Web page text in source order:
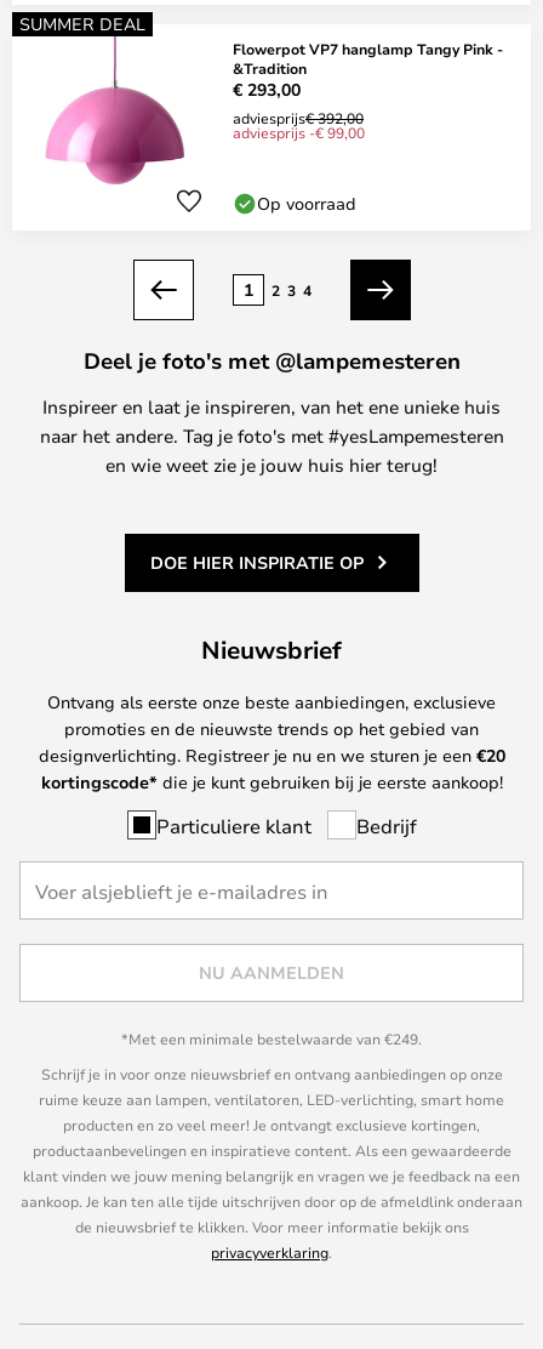
SUMMER DEAL
Flowerpot VP7 hanglamp Tangy Pink -
&Tradition
€ 293,00
adviesprijs€ 392,00
adviesprijs -€ 99,00
Op voorraad
Vorige
1 2 3 4
Volgende
Deel je foto's met @lampemesteren
Inspireer en laat je inspireren, van het ene unieke huis
naar het andere. Tag je foto's met #yesLampemesteren
en wie weet zie je jouw huis hier terug!
DOE HIER INSPIRATIE OP
Nieuwsbrief
Ontvang als eerste onze beste aanbiedingen, exclusieve
promoties en de nieuwste trends op het gebied van
designverlichting. Registreer je nu en we sturen je een €20
kortingscode* die je kunt gebruiken bij je eerste aankoop!
Particuliere klant Bedrijf
NU AANMELDEN
*Met een minimale bestelwaarde van €249.
Schrijf je in voor onze nieuwsbrief en ontvang aanbiedingen op onze
ruime keuze aan lampen, ventilatoren, LED-verlichting, smart home
producten en zo veel meer! Je ontvangt exclusieve kortingen,
productaanbevelingen en inspiratieve content. Als een gewaardeerde
klant vinden we jouw mening belangrijk en vragen we je feedback na een
aankoop. Je kan ten alle tijde uitschrijven door op de afmeldlink onderaan
de nieuwsbrief te klikken. Voor meer informatie bekijk ons
privacyverklaring.